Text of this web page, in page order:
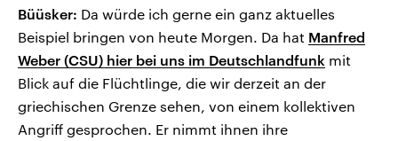
Büüsker: Da würde ich gerne ein ganz aktuelles
Beispiel bringen von heute Morgen. Da hat Manfred
Weber (CSU) hier bei uns im Deutschlandfunk mit
Blick auf die Flüchtlinge, die wir derzeit an der
griechischen Grenze sehen, von einem kollektiven
Angriff gesprochen. Er nimmt ihnen ihre